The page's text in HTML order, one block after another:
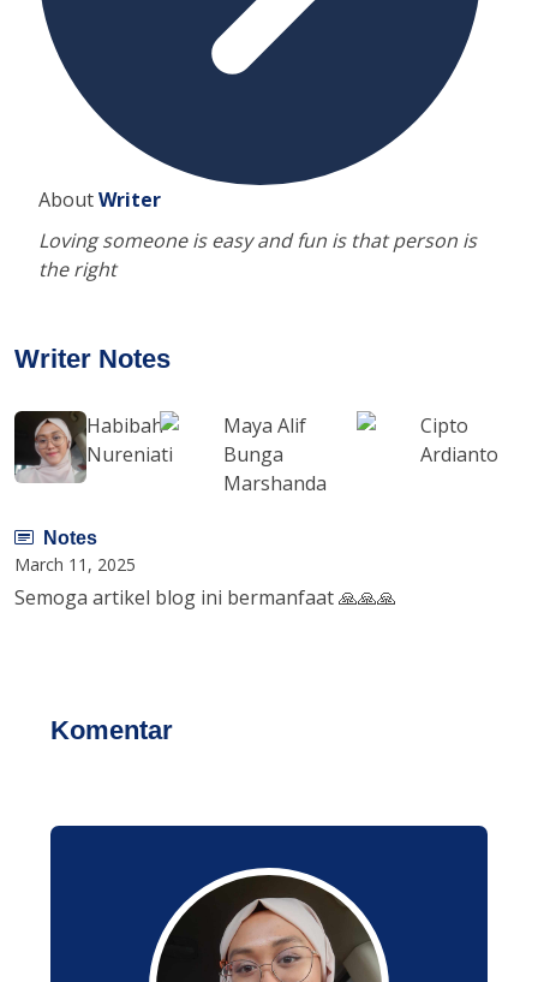
AboutWriter
Loving someone is easy and fun is that person is
the right
Writer Notes
Habibah
Nureniati
Maya Alif
Bunga
Marshanda
Cipto
Ardianto
Notes
March 11, 2025
Semoga artikel blog ini bermanfaat 🙏🙏🙏
Komentar